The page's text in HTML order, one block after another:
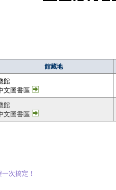
館藏地
館
文圖書區
館
文圖書區
次搞定！